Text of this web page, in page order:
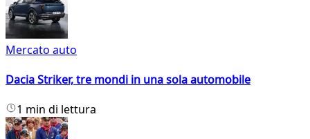
Mercato auto
Dacia Striker, tre mondi in una sola automobile
1 min di lettura